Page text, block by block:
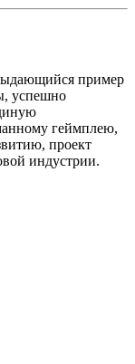
пример
успешно
геймплею,
проект
индустрии.